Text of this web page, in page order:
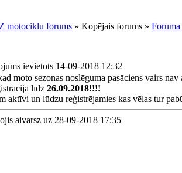
motociklu forums » Kopējais forums »
ievietots 14-09-2018 12:32
moto sezonas noslēguma pasāciens vairs
līdz 26.09.2018!!!!
aktīvi un lūdzu reģistrējamies kas vēlas tur
aivarsz uz 28-09-2018 17:35